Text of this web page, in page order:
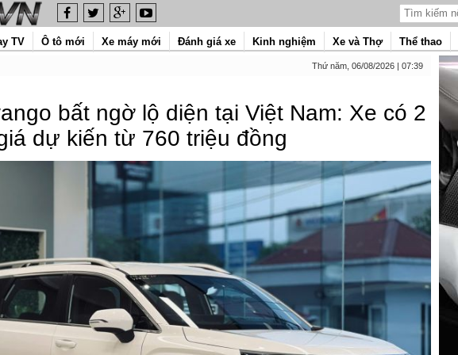
TV Ô tô mới Xe máy mới Đánh giá xe Kinh nghiệm Xe và Thợ Thể thao
Thứ năm, 06/08/2026 | 07:39
bất ngờ lộ diện tại Việt Nam: Xe có 2
dự kiến từ 760 triệu đồng